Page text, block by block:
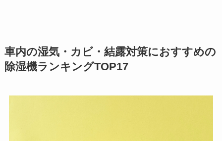
車内の湿気・カビ・結露対策におすすめの
除湿機ランキングTOP17